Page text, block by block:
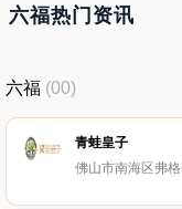
六福热门资讯
六福 (00)
青蛙皇子